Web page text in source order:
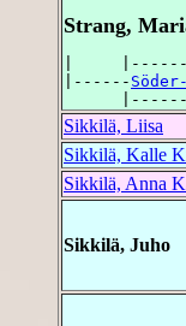
Strang,
|
|------
Sikkilä, Liisa
Sikkilä, Kalle
Sikkilä, Anna
Sikkilä, Juho